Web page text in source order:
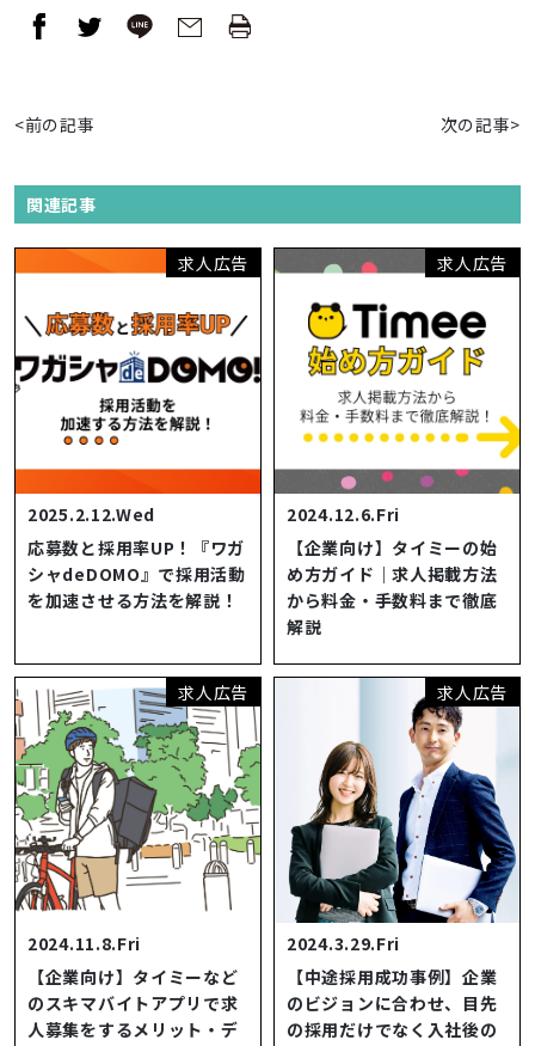
<前の記事 次の記事>
関連記事
求人広告
2025.2.12.Wed
応募数と採用率UP！『ワガ
シャdeDOMO』で採用活動
を加速させる方法を解説！
求人広告
2024.12.6.Fri
【企業向け】タイミーの始
め方ガイド｜求人掲載方法
から料金・手数料まで徹底
解説
求人広告
2024.11.8.Fri
【企業向け】タイミーなど
のスキマバイトアプリで求
人募集をするメリット・デ
求人広告
2024.3.29.Fri
【中途採用成功事例】企業
のビジョンに合わせ、目先
の採用だけでなく入社後の